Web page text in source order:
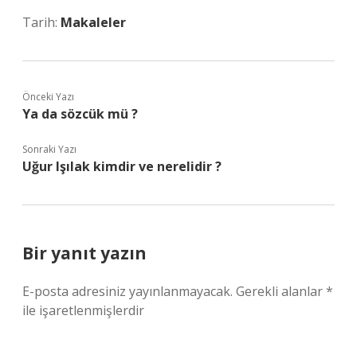
Tarih: Makaleler
Önceki Yazı
Ya da sözcük mü ?
Sonraki Yazı
Uğur Işılak kimdir ve nerelidir ?
Bir yanıt yazın
E-posta adresiniz yayınlanmayacak. Gerekli alanlar*
ile işaretlenmişlerdir